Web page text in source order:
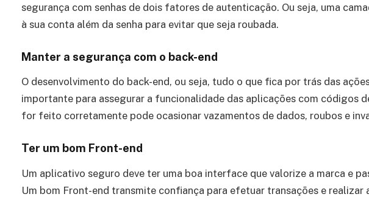
segurança com senhas de dois fatores de autenticação. Ou seja, uma
à sua conta além da senha para evitar que seja roubada.
Manter a segurança com o back-end
O desenvolvimento do back-end, ou seja, tudo o que fica por trás das
importante para assegurar a funcionalidade das aplicações com códigos
for feito corretamente pode ocasionar vazamentos de dados, roubos e
Ter um bom Front-end
Um aplicativo seguro deve ter uma boa interface que valorize a marca e
Um bom Front-end transmite confiança para efetuar transações e realizar